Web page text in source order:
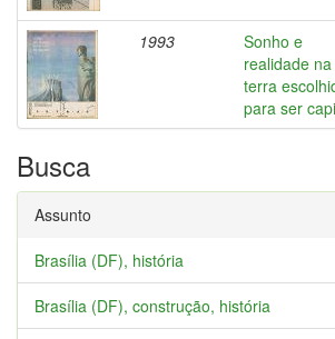
1993
Sonho e
realidade na
terra
para ser
Busca
Assunto
Brasília (DF), história
Brasília (DF), construção, história